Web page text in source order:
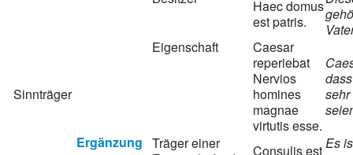
Sinnträger
Ergänzung
Haec domus
est patris.
Eigenschaft
Caesar
reperiebat
Nervios
homines
magnae
virtutis esse.
sehr
Träger einer
Consulis estEs